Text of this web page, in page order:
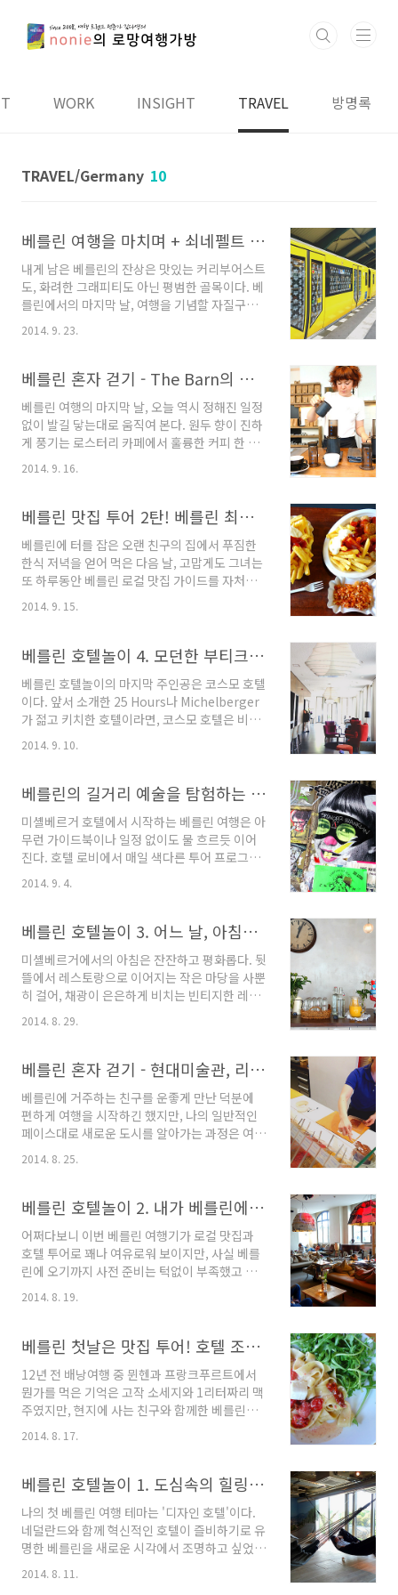
WORK INSIGHT TRAVEL 방명록
TRAVEL/Germany 10
베를린 여행을 마치며 + 쇠네펠트 공항에서 파리 오를리 공항으로
내게 남은 베를린의 잔상은 맛있는 커리부어스트
도, 화려한 그래피티도 아닌 평범한 골목이다. 베
를린에서의 마지막 날, 여행을 기념할 자질구레
한 것들을 사러 돌아다니다 작은 골목의 조그마
한 잡화점, 중고품 상점, 중고음반 가게를 우연히
지 않아도 천천히 걷다보면 눈앞에 원하는 가게
주일은 너무나 짧았다. 아쉽지만 이제 파리로 넘
어가야 할 시간. 마크트할레, 그 주변에서 간단한
쇼핑하기영어로는 마켓 홀 정도가 될, 마크트할
레는 시내 한 복판에 있는 커다란 실내 시장이다.
찬 시장이 펼쳐진다. 점원들이 너무 친절하고 시
식도 마음껏 ..
2014. 9. 23.
베를린 혼자 걷기 - The Barn의 커피, DDR 뮤지엄, 커리부어스트 맛집
베를린 여행의 마지막 날, 오늘 역시 정해진 일정
없이 발길 닿는대로 움직여 본다. 원두 향이 진하
게 풍기는 로스터리 카페에서 훌륭한 커피 한 잔
으로 하루를 시작하고, 베를린의 정체성을 담은
뮤지엄에서 옛 동독의 흔적을 색다른 방식으로
커리부어스트를 먹으러 다른 맛집을 찾기도 했
의 유명한 것을 다채롭게 체험했던 하루. 베를린
을 대표하는 또 하나의 로스터리 카페, The
Barn 코스모 호텔에서 조식을 먹으며 폭풍 검색
을 해보니 베를린에 보난자 커피와 쌍벽을 이루
러 찾았다. 호텔이 워낙 도심에 있어서 어디로 향
해도 이..
2014. 9. 16.
베를린 맛집 투어 2탄! 베를린 최고의 커피와 커리부어스트, 와플 등
베를린에 터를 잡은 오랜 친구의 집에서 푸짐한
한식 저녁을 얻어 먹은 다음 날, 고맙게도 그녀는
또 하루동안 베를린 로컬 맛집 가이드를 자처하
며 나를 안내했다. 내가 한 가이드북에서 봐둔 베
를린 최고의 커피 하우스에서 시작해, 그녀가 자
두 들렀다. 서울에서 떡볶이와 커피를 먹으며 서
로의 고민을 나누던 그 시절처럼, 베를린에서도
우리의 수다는 맛있는 먹거리와 함께 끊임없이
이어졌다. 베를린을 대표하는 로스터리 카페,
Bonanza Coffee Heroes나도 그녀도 커피를
너무나 사랑하기에, 우선 커피를 한 잔 할 최적의
보난자 커피가 그리 멀지 않아 바로 찾을 수 있..
2014. 9. 15.
베를린 호텔놀이 4. 모던한 부티크 호텔, 코스모 호텔의 아침과 밤
베를린 호텔놀이의 마지막 주인공은 코스모 호텔
이다. 앞서 소개한 25 Hours나 Michelberger
가 젊고 키치한 호텔이라면, 코스모 호텔은 비즈
린 시내 한 복판에 위치한 입지 조건, 화이트톤으
작지만 강력한 시설로 트립어드바이저 2014년
Winner와 디자인호텔스 멤버로 등극한 내공있
는 신규 호텔이다. 베를린 자유여행에서 호텔을
찾고 있는데 너무 튀는 디자인이나 젊은 분위기
대신 편안하고 안정감 있는 스테이를 원한다면,
코스모 호텔이 정답이다. 깔끔하고 현대적인 베
호텔'이다. 다른 도시에 비해 유독 ..
2014. 9. 10.
베를린의 길거리 예술을 탐험하는 특별한 투어, 얼터너티브 베를린
미셸베르거 호텔에서 시작하는 베를린 여행은 아
무런 가이드북이나 일정 없이도 물 흐르듯 이어
진다. 호텔 로비에서 매일 색다른 투어 프로그램
른 시선으로 바라보는 얼터너티브 투어는 관광지
마치 보물찾기하듯 속속들이 돌아본다. 저녁에는
베를린에서 행복하게 살고 있는 친구 부부의 집
에 초대받아, 따뜻하고 즐거운 시간을 보냈던 베
를린에서의 또 하루. PM 12:30 Alternative
Berlin Free Tour매일 12시 반, 미셸베르거 호
텔 로비로 나가면 "얼터너티브 베를린 프리 투
간을 맞춰 로비에 가니 벌써 네다섯 명의 여..
2014. 9. 4.
베를린 호텔놀이 3. 어느 날, 아침식사 @ Michelberger
미셸베르거에서의 아침은 잔잔하고 평화롭다. 뒷
뜰에서 레스토랑으로 이어지는 작은 마당을 사뿐
히 걸어, 채광이 은은하게 비치는 빈티지한 레스
토랑에서 천천히 즐기는 홈메이드 뷔페. 작은 것
하나하나에 정성을 쏟아 손으로 만드는 각종 소
하는 바로 그것들. The Coupon 체크인할 때 손
에 쥐어주는 예쁜 미니어처 컷팅보드. 이틀치 조
식이니 두 개.:) 디테일이 강한 호텔일수록, 그 디
테일은 참으로 호텔을 쏙 빼닮았다. 특유의 장난
기와 귀여움이 마음에 쏙 든다. The
Restaurant 잠이 채 덜깬 부시시한 차림으로 찾
에 자리를 잡고, 따뜻한 차 한 잔의 티타임부터.
바닐..
2014. 8. 29.
베를린 혼자 걷기 - 현대미술관, 리터 초콜릿 카페, 서점 쇼핑 등
베를린에 거주하는 친구를 운좋게 만난 덕분에
편하게 여행을 시작하긴 했지만, 나의 일반적인
페이스대로 새로운 도시를 알아가는 과정은 여전
히 필요했다. 그래서 처음부터 다시 시작하는 마
음으로 베를린 시내를 멋대로 걸어보기로 했다.
정하고, 특별한 일정을 정하지 않은 채 번화가 위
은 도시를 여행할 때는, 역시 서점에 가는 게 옳
다. 그곳에 답이 있었다. AM 10:00 소니 센터와
포츠다머플라츠거대한 돔 지붕 아래 IMAX와 레
스토랑, 소니 쇼핑몰 등이 모여있는 소니 센터는
찾은 독일은 그 때의 어렴풋한 기억과는 또 많..
2014. 8. 25.
베를린 호텔놀이 2. 내가 베를린에 온 단 하나의 이유, 미셸베르거 호텔
어쩌다보니 이번 베를린 여행기가 로컬 맛집과
호텔 투어로 꽤나 여유로워 보이지만, 사실 베를
린에 오기까지 사전 준비는 턱없이 부족했고 실
제로도 관광명소는 거의 가지 못했다. 유럽의 수
많은 도시 중 베를린을 선택한 이유는 딱 하나다.
된 이후, 내 여행의 메인 테마는 '부티크 호텔'로
완전히 바뀌었다. 이 호텔의 존재를 알게된 전과
후가 내 여행 인생의 전환점이라 해도 과언이 아
니다. 한 로컬 호텔이 보여줄 수 있는 최고의
Creativity와 디테일을 갖춘 미셸베르거 호텔은
내 저서 '스마트한 여행의 조건'에 실리기도 했고,
호텔 천국이지만, 미셸베르거는 가장 먼..
2014. 8. 19.
베를린 첫날은 맛집 투어! 호텔 조식부터 티벳 커리집까지
12년 전 배낭여행 중 뮌헨과 프랑크푸르트에서
뭔가를 먹은 기억은 고작 소세지와 1리터짜리 맥
주였지만, 현지에 사는 친구와 함께한 베를린의
가득한 호텔 조식부터 현지인만 아는 레스토랑에
리고 우연히 들렀던 티벳 커리집까지....관광지
순례가 아닌 맛집 순례로 꽉 채운, 베를린에서의
하루. Breakfast @ 25 Hours Bikini런던에서
베를린으로 이어지는 유럽 여행도 어느덧 2주째.
에어비앤비와 조식 불포함 호텔만 투숙하는 바람
에, 따뜻하고 신선한 호텔 조식을 유럽 와서 처음
2014. 8. 17.
베를린 호텔놀이 1. 도심속의 힐링을 즐기다, 25 Hours Bikini
나의 첫 베를린 여행 테마는 '디자인 호텔'이다.
네덜란드와 함께 혁신적인 호텔이 즐비하기로 유
명한 베를린을 새로운 시각에서 조명하고 싶었
를린 특유의 실험적인 디자인으로 개조한 25
2014. 8. 11.